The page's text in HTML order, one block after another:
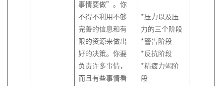
事情要做”。你
不得不利用不够
完善的信息和有
限的资源来做出
好的决策。你要
负责许多事情，
而且有些事情看
*压力以及压
力的三个阶段
*警告阶段
*反抗阶段
*精疲力竭阶
段